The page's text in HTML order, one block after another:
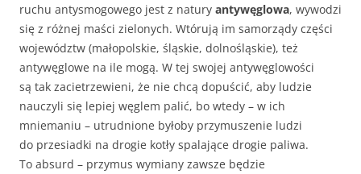
ruchu antysmogowego jest z natury antywęglowa, wywodzi
się z różnej maści zielonych. Wtórują im samorządy części
województw (małopolskie, śląskie, dolnośląskie), też
antywęglowe na ile mogą. W tej swojej antywęglowości
są tak zacietrzewieni, że nie chcą dopuścić, aby ludzie
nauczyli się lepiej węglem palić, bo wtedy – w ich
mniemaniu – utrudnione byłoby przymuszenie ludzi
do przesiadki na drogie kotły spalające drogie paliwa.
To absurd – przymus wymiany zawsze będzie